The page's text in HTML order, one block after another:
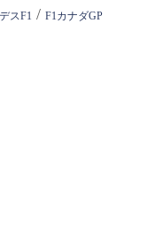
スF1 / F1カナダGP